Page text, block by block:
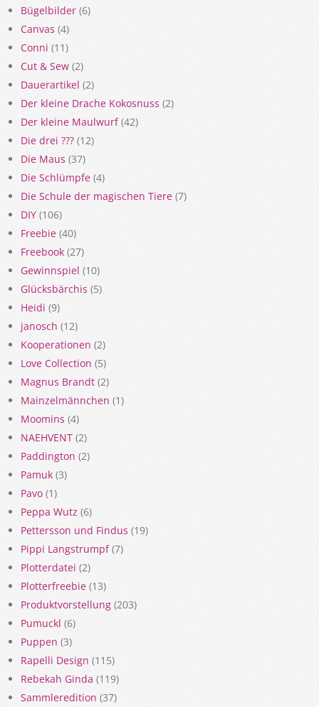
Bügelbilder (6)
Canvas (4)
Conni (11)
Cut & Sew (2)
Dauerartikel (2)
Der kleine Drache Kokosnuss (2)
Der kleine Maulwurf(42)
Die drei ??? (12)
Die Maus (37)
Die Schlümpfe (4)
Die Schule der magischen Tiere (7)
DIY (106)
Freebie (40)
Freebook (27)
Gewinnspiel (10)
Glücksbärchis (5)
Heidi (9)
janosch (12)
Kooperationen (2)
Love Collection (5)
Magnus Brandt (2)
Mainzelmännchen (1)
Moomins (4)
NAEHVENT (2)
Paddington (2)
Pamuk (3)
Pavo (1)
Peppa Wutz (6)
Pettersson und Findus (19)
Pippi Langstrumpf(7)
Plotterdatei (2)
Plotterfreebie (13)
Produktvorstellung (203)
Pumuckl (6)
Puppen (3)
Rapelli Design (115)
Rebekah Ginda (119)
Sammleredition (37)